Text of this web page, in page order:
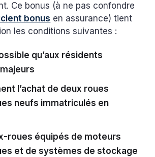
Ce bonus (à ne pas confondre
bonus en assurance) tient
les conditions suivantes :
qu’aux résidents
l’achat de deux roues
neufs immatriculés en
roues équipés de moteurs
et de systèmes de stockage